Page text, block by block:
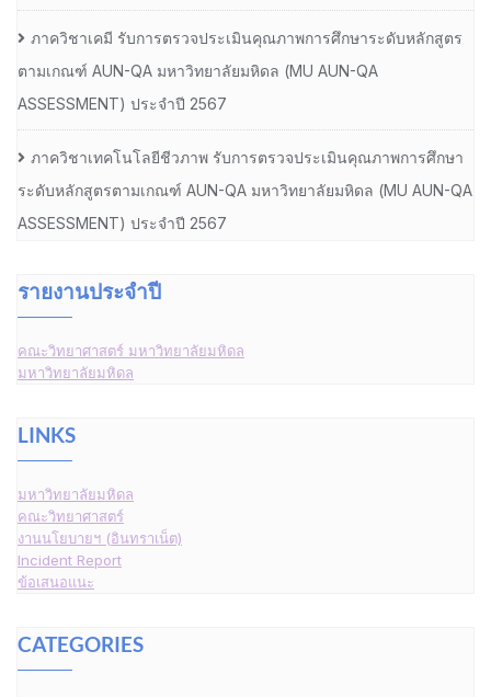
ภาควิชาเคมี รับการตรวจประเมินคุณภาพการศึกษาระดับหลักสูตร
ตามเกณฑ์ AUN-QA มหาวิทยาลัยมหิดล (MU AUN-QA
ASSESSMENT) ประจำปี 2567
ภาควิชาเทคโนโลยีชีวภาพ รับการตรวจประเมินคุณภาพการศึกษา
ระดับหลักสูตรตามเกณฑ์ AUN-QA มหาวิทยาลัยมหิดล (MU AUN-QA
ASSESSMENT) ประจำปี 2567
รายงานประจำปี
คณะวิทยาศาสตร์ มหาวิทยาลัยมหิดล
มหาวิทยาลัยมหิดล
LINKS
มหาวิทยาลัยมหิดล
คณะวิทยาศาสตร์
งานนโยบายฯ (อินทราเน็ต)
Incident Report
ข้อเสนอแนะ
CATEGORIES